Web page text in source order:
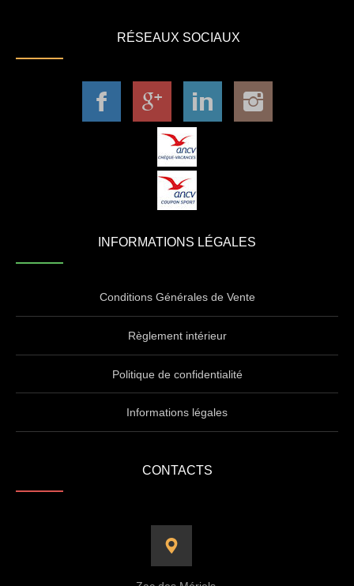
RÉSEAUX SOCIAUX
INFORMATIONS LÉGALES
Conditions Générales de Vente
Règlement intérieur
Politique de confidentialité
Informations légales
CONTACTS